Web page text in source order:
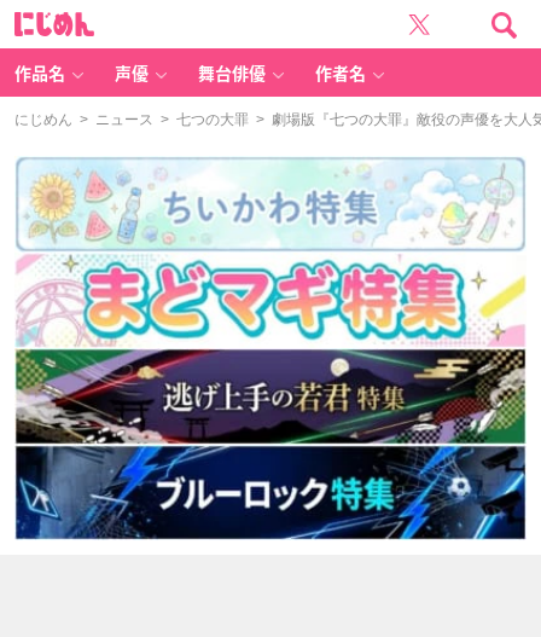
作品名 声優 舞台俳優 作者名
にじめん > ニュース > 七つの大罪 > 劇場版『七つの大罪』敵役の声優を大人